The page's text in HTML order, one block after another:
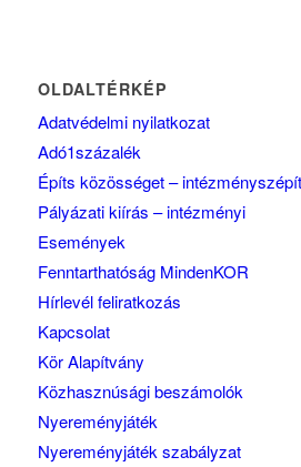
OLDALTÉRKÉP
Adatvédelmi nyilatkozat
Adó1százalék
Építs közösséget –
Pályázati kiírás – intézményi
Események
Fenntarthatóság MindenKOR
Hírlevél feliratkozás
Kapcsolat
Kör Alapítvány
Közhasznúsági beszámolók
Nyereményjáték
Nyereményjáték szabályzat